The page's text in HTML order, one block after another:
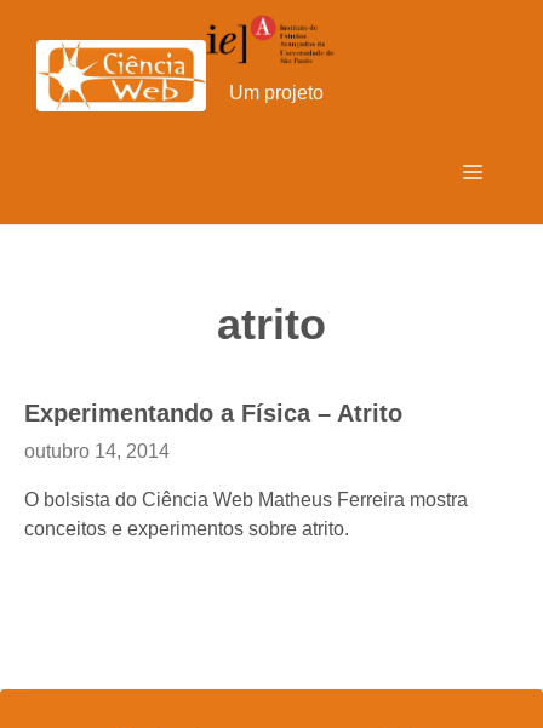
para
conteúdo
Um projeto
Menu
atrito
Experimentando a Física – Atrito
outubro 14, 2014
O bolsista do Ciência Web Matheus Ferreira mostra
conceitos e experimentos sobre atrito.